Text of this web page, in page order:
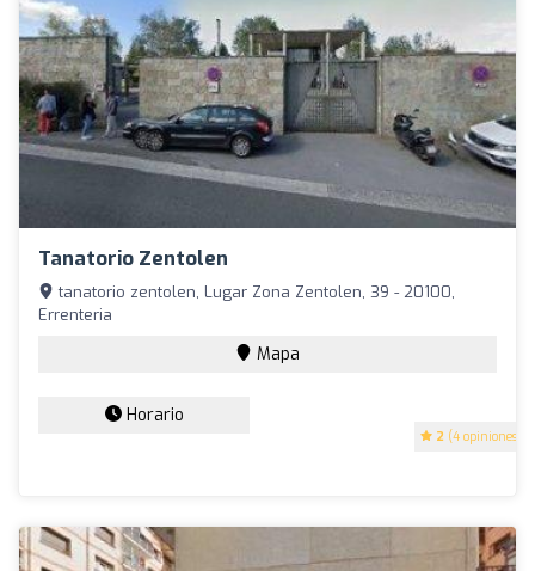
Tanatorio Zentolen
2 (4 opiniones)
tanatorio zentolen, Lugar Zona Zentolen, 39 - 20100,
Errenteria
Mapa
Horario